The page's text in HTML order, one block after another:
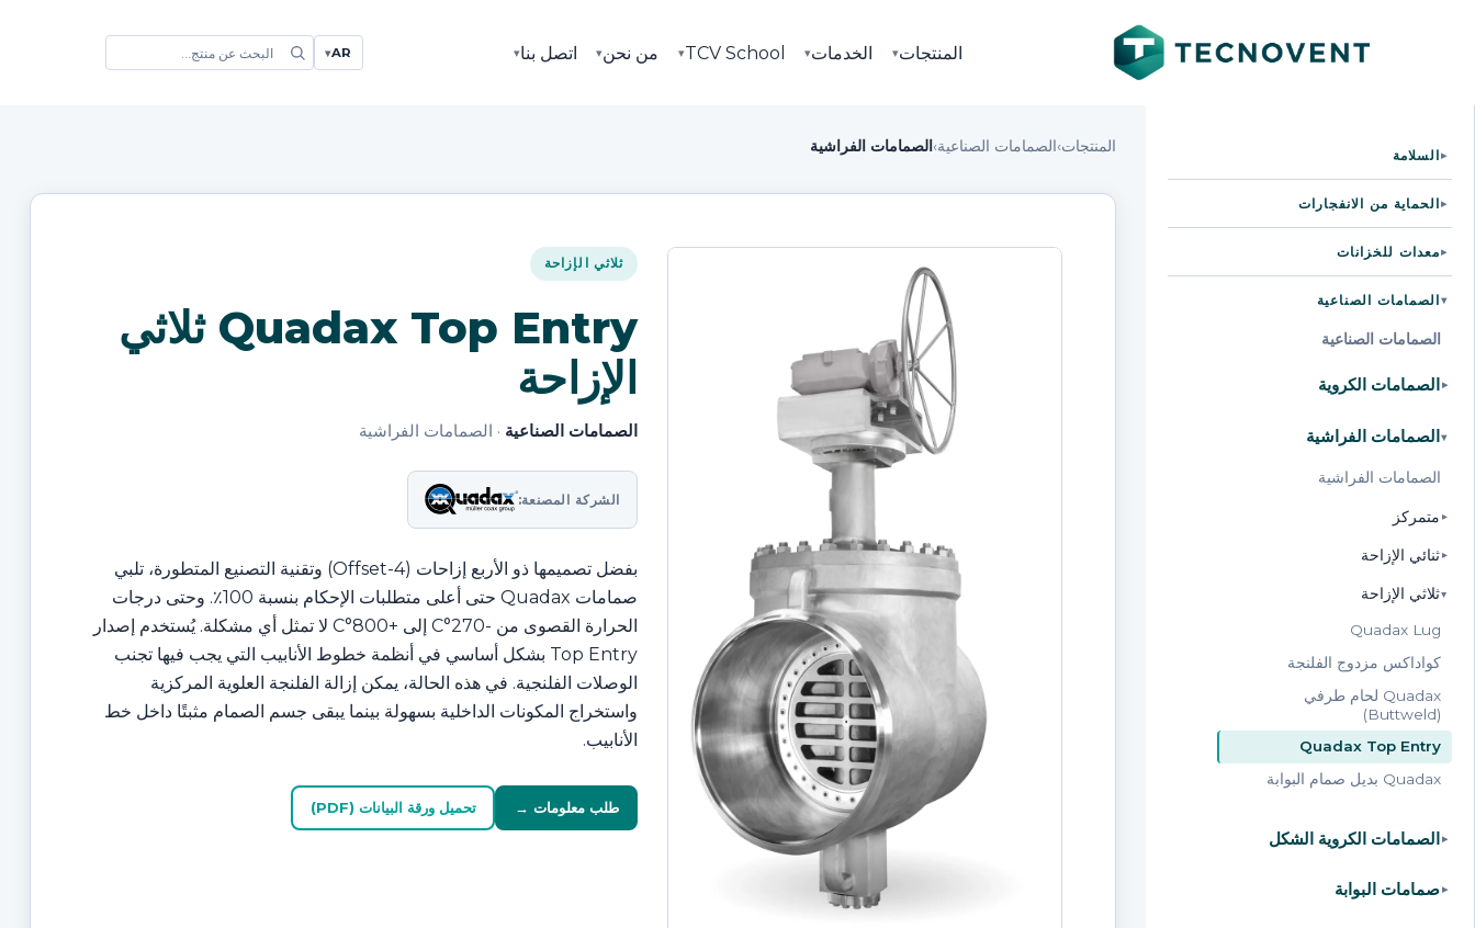
المنتجات▾ الخدمات▾
TCV School
▾ من نحن▾ اتصل بنا▾
AR
▾
▸السلامة
▸الحماية من الانفجارات
▸معدات للخزانات
▸ الصمامات الصناعية
الصمامات الصناعية
▸ الصمامات الكروية
▸الصمامات الفراشية
الصمامات الفراشية
▸ متمركز
▸ثنائي الإزاحة
▸ثلاثي الإزاحة
Quadax Lug
كواداكس مزدوج الفلنجة
Quadax لحام طرفي
(Buttweld)
Quadax Top Entry
Quadax بديل صمام البوابة
▸الصمامات الكروية الشكل
▸صمامات البوابة
المنتجات›الصمامات الصناعية› الصمامات الفراشية
ثلاثي الإزاحة
Quadax Top Entry ثلاثي
الإزاحة
الصمامات الصناعية · الصمامات الفراشية
الشركة المصنعة:
بفضل تصميمها ذو الأربع إزاحات (4-Offset) وتقنية التصنيع المتطورة، تلبي
صمامات Quadax حتى أعلى متطلبات الإحكام بنسبة 100٪. وحتى درجات
الحرارة القصوى من -270°C إلى +800°C لا تمثل أي مشكلة. يُستخدم إصدار
Top Entry بشكل أساسي في أنظمة خطوط الأنابيب التي يجب فيها تجنب
الوصلات الفلنجية. في هذه الحالة، يمكن إزالة الفلنجة العلوية المركزية
واستخراج المكونات الداخلية بسهولة بينما يبقى جسم الصمام مثبتًا داخل خط
الأنابيب.
طلب معلومات → تحميل ورقة البيانات (PDF)